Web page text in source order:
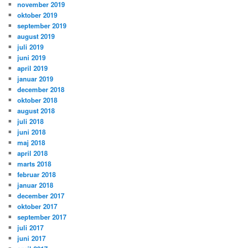
november 2019
oktober 2019
september 2019
august 2019
juli 2019
juni 2019
april 2019
januar 2019
december 2018
oktober 2018
august 2018
juli 2018
juni 2018
maj 2018
april 2018
marts 2018
februar 2018
januar 2018
december 2017
oktober 2017
september 2017
juli 2017
juni 2017